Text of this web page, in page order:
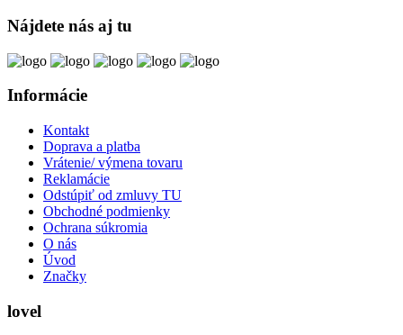
Nájdete nás aj tu
Informácie
Kontakt
Doprava a platba
Vrátenie/ výmena tovaru
Reklamácie
Odstúpiť od zmluvy TU
Obchodné podmienky
Ochrana súkromia
O nás
Úvod
Značky
lovel